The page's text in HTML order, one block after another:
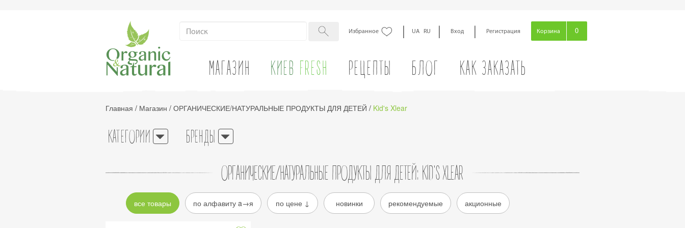
Избранное | UA RU | Вход | Регистрация Корзина 0
МАГАЗИН КИЕВ FRESH РЕЦЕПТЫ БЛОГ КАК ЗАКАЗАТЬ
Главная / Магазин / ОРГАНИЧЕСКИЕ/НАТУРАЛЬНЫЕ ПРОДУКТЫ ДЛЯ ДЕТЕЙ / Kid's Xlear
КАТЕГОРИИ БРЕНДЫ
ОРГАНИЧЕСКИЕ/НАТУРАЛЬНЫЕ ПРОДУКТЫ ДЛЯ ДЕТЕЙ: KID'S XLEAR
все товары по алфавиту a→я по цене ↓ новинки рекомендуемые акционные